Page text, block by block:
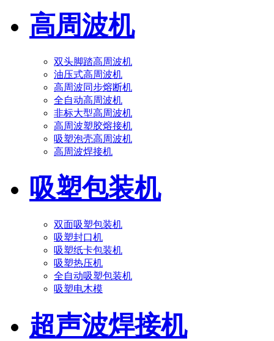
高周波机
双头脚踏高周波机
油压式高周波机
高周波同步熔断机
全自动高周波机
非标大型高周波机
高周波塑胶熔接机
吸塑泡壳高周波机
高周波焊接机
吸塑包装机
双面吸塑包装机
吸塑封口机
吸塑纸卡包装机
吸塑热压机
全自动吸塑包装机
吸塑电木模
超声波焊接机